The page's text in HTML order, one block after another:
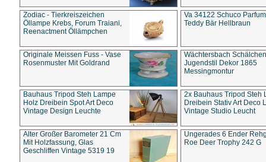
Zodiac - Tierkreiszeichen
Öllampe Krebs, Forum Traiani,
Reenactment Öllämpchen
Va 34122 Schuco
Teddy Bär Hellbraun
Originale Meissen Fuss - Vase
Rosenmuster Mit Goldrand
Wächtersbach Schälchen
Jugendstil Dekor 1865
Messingmontur
Bauhaus Tripod Steh Lampe
Holz Dreibein Spot Art Deco
Vintage Design Leuchte
2x Bauhaus Tripod Steh
Dreibein Stativ Art Deco
Vintage Studio Leucht
Alter Großer Barometer 21 Cm
Mit Holzfassung, Glas
Geschliffen Vintage 5319 19
Ungerades 6 Ender
Roe Deer Trophy 242 G